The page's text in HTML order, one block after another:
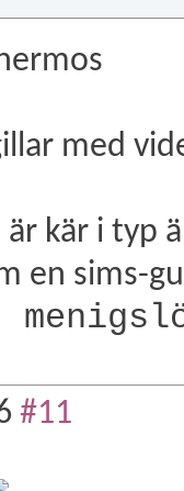
med
kär i typ
en sims-
#11